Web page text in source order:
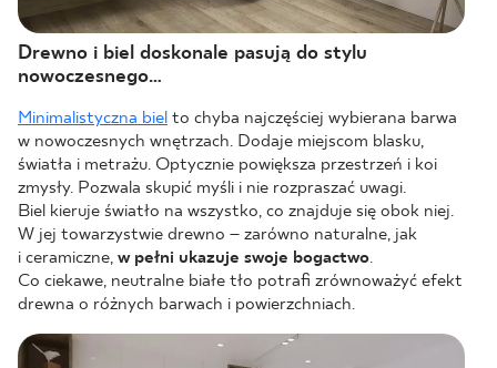
Drewno i biel doskonale pasują do stylu
nowoczesnego…
Minimalistyczna biel to chyba najczęściej wybierana barwa
w nowoczesnych wnętrzach. Dodaje miejscom blasku,
światła i metrażu. Optycznie powiększa przestrzeń i koi
zmysły. Pozwala skupić myśli i nie rozpraszać uwagi.
Biel kieruje światło na wszystko, co znajduje się obok niej.
W jej towarzystwie drewno – zarówno naturalne, jak
i ceramiczne, w pełni ukazuje swoje bogactwo.
Co ciekawe, neutralne białe tło potrafi zrównoważyć efekt
drewna o różnych barwach i powierzchniach.